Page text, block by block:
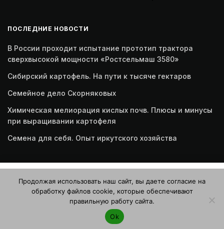
ПОСЛЕДНИЕ НОВОСТИ
В России проходит испытание прототип трактора
сверхвысокой мощности «Ростсельмаш 3580»
Сибирский картофель. На пути к тысяче гектаров
Семейное дело Скорняковых
Химическая мелиорация кислых почв. Плюсы и минусы
при выращивании картофеля
Семена для себя. Опыт иркутского хозяйства
© 2026 Журнал "Картофельная система"
пользоваться этим веб-сайтом, вы даете согласие на
использование файлов cookie. Ознакомьтесь с нашей
Политикой конфиденциальности и использования файлов
Я согласен
Продолжая использовать наш сайт, вы даете согласие на
обработку файлов cookie, которые обеспечивают
правильную работу сайта.
Ok